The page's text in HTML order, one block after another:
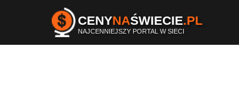
CENYNAŚWIECIE.PL
NAJCENNIEJSZY PORTAL W SIECI